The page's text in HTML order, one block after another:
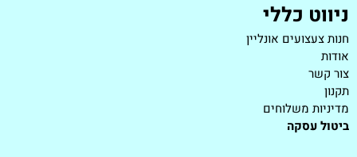
ניווט כללי
חנות צעצועים אונליין
אודות
צור קשר
תקנון
מדיניות משלוחים
ביטול עסקה